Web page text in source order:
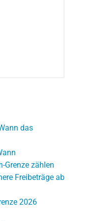
das
Grenze zählen
Freibeträge ab
2026